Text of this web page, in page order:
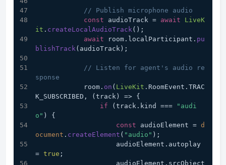
// Publish microphone audio
const audioTrack = await
LiveK
it . createLocalAudioTrack();
await room. localParticipant . pu
blishTrack(audioTrack);
// Listen for agent's audio re
sponse
            room.
on ( LiveKit . RoomEvent . TRAC
K_SUBSCRIBED , ( track ) => {
if (track. kind ===
"audi
o" ) {
const audioElement = d
ocument . createElement ( "audio" );
                    audioElement.
autoplay
= true ;
                    audioElement.
srcObject